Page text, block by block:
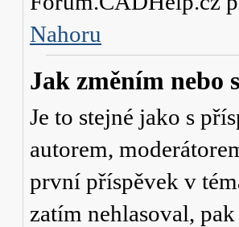
Nahoru
Jak změním nebo
Je to stejné jako s
autorem,
první příspěvek v
zatím nehlasoval,